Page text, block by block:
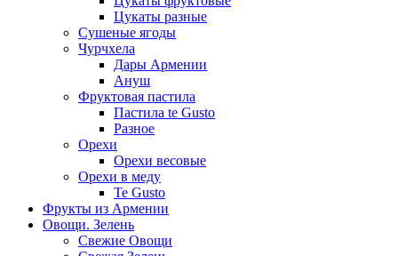
Цукаты разные
Сушеные ягоды
Чурчхела
Дары Армении
Ануш
Фруктовая пастила
Пастила te Gusto
Разное
Орехи
Орехи весовые
Орехи в меду
Te Gusto
Фрукты из Армении
Овощи. Зелень
Свежие Овощи